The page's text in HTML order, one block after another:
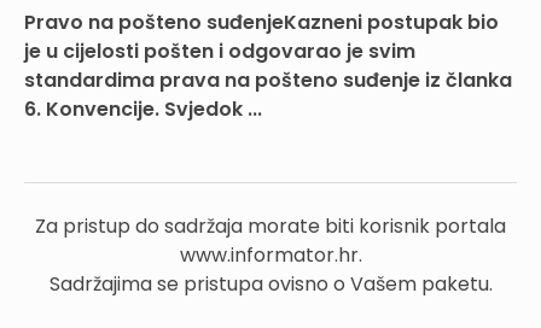
Pravo na pošteno suđenjeKazneni postupak bio
je u cijelosti pošten i odgovarao je svim
standardima prava na pošteno suđenje iz članka
6. Konvencije. Svjedok ...
Za pristup do sadržaja morate biti korisnik portala
www.informator.hr.
Sadržajima se pristupa ovisno o Vašem paketu.